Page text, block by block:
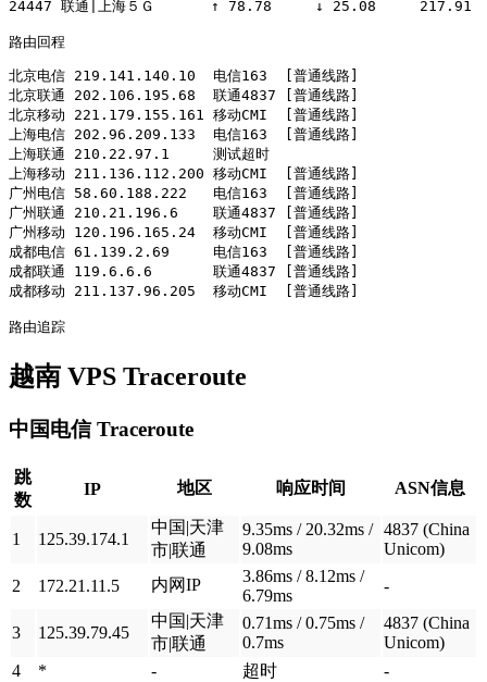
24447 联通|上海５Ｇ　　　　↑ 78.78     ↓ 25.08
路由回程
北京电信 219.141.140.10  电信163  [普通线路]
北京联通 202.106.195.68  联通4837 [普通线路]
北京移动 221.179.155.161 移动CMI  [普通线路]
上海电信 202.96.209.133  电信163  [普通线路]
上海联通 210.22.97.1     测试超时
上海移动 211.136.112.200 移动CMI  [普通线路]
广州电信 58.60.188.222   电信163  [普通线路]
广州联通 210.21.196.6    联通4837 [普通线路]
广州移动 120.196.165.24  移动CMI  [普通线路]
成都电信 61.139.2.69     电信163  [普通线路]
成都联通 119.6.6.6       联通4837 [普通线路]
成都移动 211.137.96.205  移动CMI  [普通线路]
路由追踪
越南 VPS Traceroute
中国电信Traceroute
跳
数
IP 地区 响应时间 ASN信息
1 125.39.174.1
中国|天津
市|联通
9.35ms / 20.32ms /
9.08ms
4837 (China
Unicom)
2
172.21.11.5 内网IP
3.86ms / 8.12ms /
6.79ms
-
3 125.39.79.45
中国|天津
市|联通
0.71ms / 0.75ms /
0.7ms
4837 (China
Unicom)
4
* - 超时
-